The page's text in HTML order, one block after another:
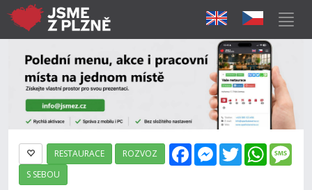
FacebookMessenger
Twitter
RESTAURACE
ROZVOZ
S SEBOU